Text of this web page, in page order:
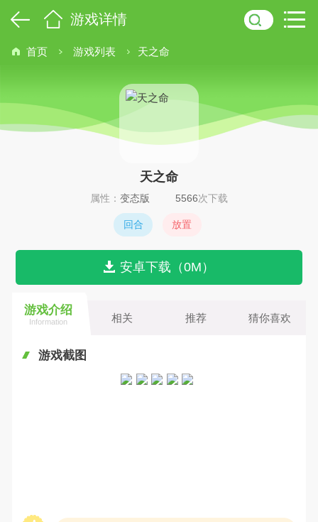
游戏详情
首页 游戏列表 天之命
天之命
属性： 变态版 5566次下载
回合 放置
安卓下载（0M）
游戏介绍
Information 相关 推荐 猜你喜欢
游戏截图